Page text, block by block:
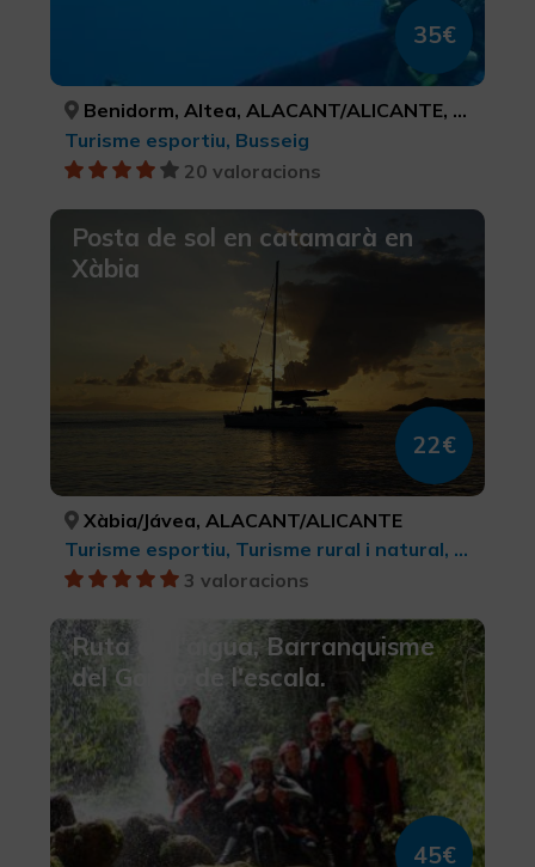
35€
Benidorm, Altea, ALACANT/ALICANTE, ALACANT/ALICANTE
Turisme esportiu, Busseig
20 valoracions
Posta de sol en catamarà en
Xàbia
22€
Xàbia/Jávea, ALACANT/ALICANTE
Turisme esportiu, Turisme rural i natural, Activitats nàutiques, Turisme actiu-aventura, Parcs Naturals
3 valoracions
Ruta de l'aigua, Barranquisme
del Gorgo de l'escala.
45€